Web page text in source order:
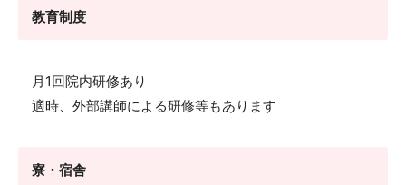
教育制度
月1回院内研修あり
適時、外部講師による研修等もあります
寮・宿舎